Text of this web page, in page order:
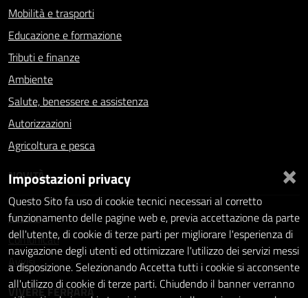
Mobilità e trasporti
Educazione e formazione
Tributi e finanze
Ambiente
Salute, benessere e assistenza
Autorizzazioni
Agricoltura e pesca
NOVITÀ
Notizie
Comunicati
Avvisi
VIVERE FERRARA
×
Impostazioni privacy
Questo Sito fa uso di cookie tecnici necessari al corretto
funzionamento delle pagine web e, previa accettazione da parte
dell'utente, di cookie di terze parti per migliorare l'esperienza di
navigazione degli utenti ed ottimizzare l'utilizzo dei servizi messi
a disposizione. Selezionando Accetta tutti i cookie si acconsente
all'utilizzo di cookie di terze parti. Chiudendo il banner verranno